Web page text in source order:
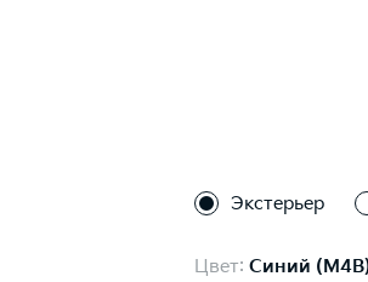
Экстерьер
Цвет: Синий